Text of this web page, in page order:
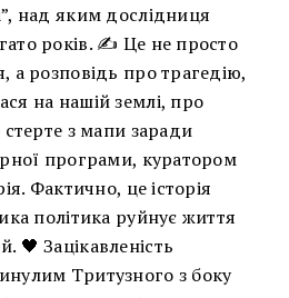
над яким дослідниця
років. ✍️ Це не просто
а розповідь про трагедію,
на нашій землі, про
стерте з мапи заради
програми, куратором
Фактично, це історія
політика руйнує життя
🖤 Зацікавленість
Тритузного з боку